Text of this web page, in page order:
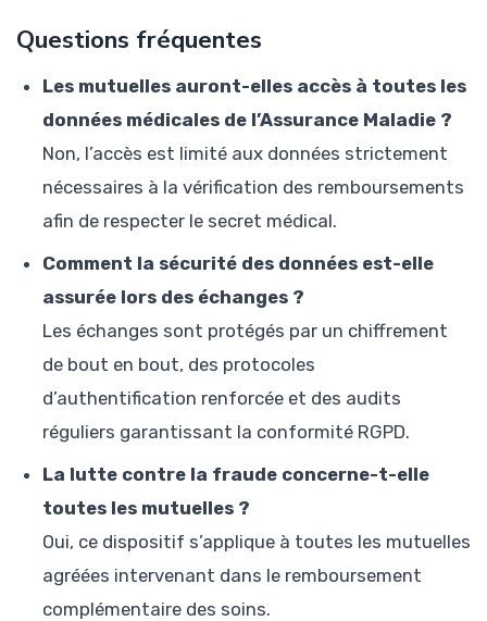
Questions fréquentes
Les mutuelles auront-elles accès à toutes les
données médicales de l’Assurance Maladie ?
Non, l’accès est limité aux données strictement
nécessaires à la vérification des remboursements
afin de respecter le secret médical.
Comment la sécurité des données est-elle
assurée lors des échanges ?
Les échanges sont protégés par un chiffrement
de bout en bout, des protocoles
d’authentification renforcée et des audits
réguliers garantissant la conformité RGPD.
La lutte contre la fraude concerne-t-elle
toutes les mutuelles ?
Oui, ce dispositif s’applique à toutes les mutuelles
agréées intervenant dans le remboursement
complémentaire des soins.